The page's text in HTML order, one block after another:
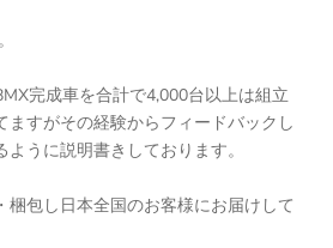
完成車を合計で4,000台以上は組立
ますがその経験からフィードバックし
うに説明書きしております。
梱包し日本全国のお客様にお届けして